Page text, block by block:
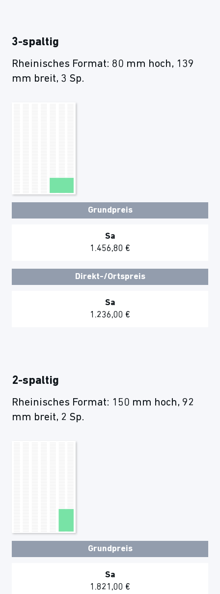
3-spaltig
Rheinisches Format: 80 mm hoch, 139
mm breit, 3 Sp.
Grundpreis
Sa
1.456,80 €
Direkt-/Ortspreis
Sa
1.236,00 €
2-spaltig
Rheinisches Format: 150 mm hoch, 92
mm breit, 2 Sp.
Grundpreis
Sa
1.821,00 €